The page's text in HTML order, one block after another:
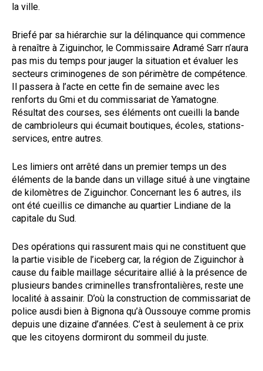
la ville.
Briefé par sa hiérarchie sur la délinquance qui commence
à renaître à Ziguinchor, le Commissaire Adramé Sarr n’aura
pas mis du temps pour jauger la situation et évaluer les
secteurs criminogenes de son périmètre de compétence.
Il passera à l’acte en cette fin de semaine avec les
renforts du Gmi et du commissariat de Yamatogne.
Résultat des courses, ses éléments ont cueilli la bande
de cambrioleurs qui écumait boutiques, écoles, stations-
services, entre autres.
Les limiers ont arrêté dans un premier temps un des
éléments de la bande dans un village situé à une vingtaine
de kilomètres de Ziguinchor. Concernant les 6 autres, ils
ont été cueillis ce dimanche au quartier Lindiane de la
capitale du Sud.
Des opérations qui rassurent mais qui ne constituent que
la partie visible de l’iceberg car, la région de Ziguinchor à
cause du faible maillage sécuritaire allié à la présence de
plusieurs bandes criminelles transfrontalières, reste une
localité à assainir. D’où la construction de commissariat de
police ausdi bien à Bignona qu’à Oussouye comme promis
depuis une dizaine d’années. C’est à seulement à ce prix
que les citoyens dormiront du sommeil du juste.